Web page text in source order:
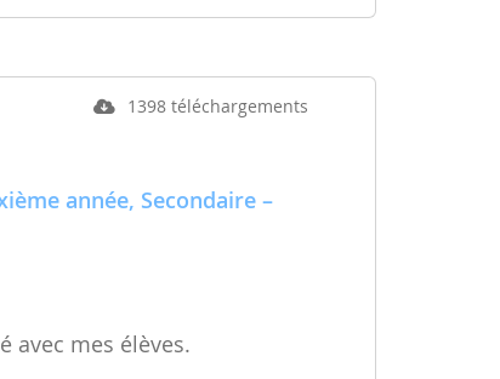
1398 téléchargements
année, Secondaire –
avec mes élèves.